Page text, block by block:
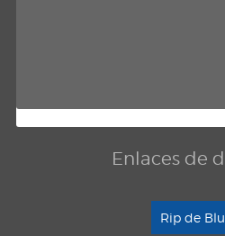
Enlaces de
Rip de